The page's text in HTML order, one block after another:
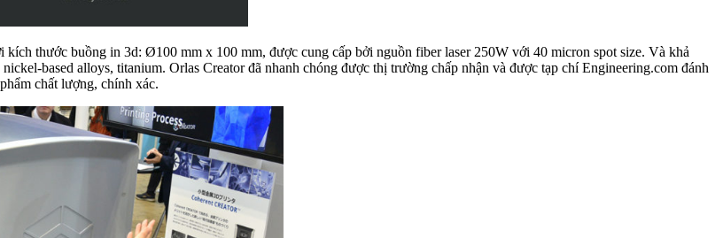
thước buồng in 3d: Ø100 mm x 100 mm, được cung cấp bởi nguồn fiber laser 250W với 40 micron spot size. Và khả
based alloys, titanium. Orlas Creator đã nhanh chóng được thị trường chấp nhận và được tạp chí Engineering.com đánh
chất lượng, chính xác.